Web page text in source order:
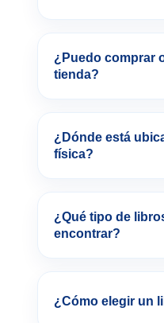
¿Puedo comprar
tienda?
¿Dónde está
física?
¿Qué tipo de
encontrar?
¿Cómo elegir un